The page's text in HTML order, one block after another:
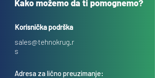
Kako možemo da ti pomognemo?
Korisnička podrška
sales@tehnokrug.r
s
Adresa za lično preuzimanje: